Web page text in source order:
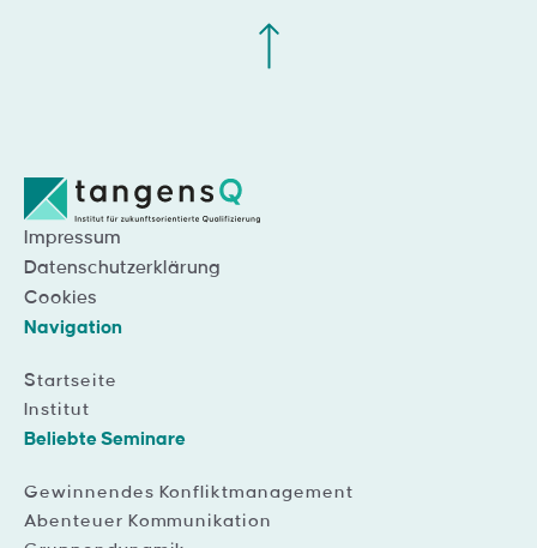
Impressum
Datenschutzerklärung
Cookies
Navigation
Startseite
Institut
Beliebte Seminare
Gewinnendes Konfliktmanagement
Abenteuer Kommunikation